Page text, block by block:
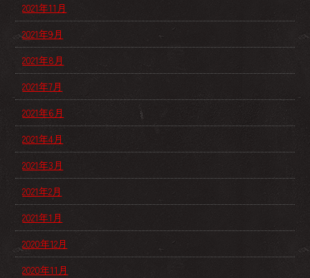
2021年11月
2021年9月
2021年8月
2021年7月
2021年6月
2021年4月
2021年3月
2021年2月
2021年1月
2020年12月
2020年11月